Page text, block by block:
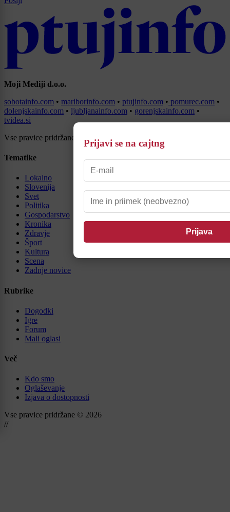
Moji Mediji d.o.o.
sobotainfo.com • mariborinfo.com • ptujinfo.com • pomurec.com •
dolenjskainfo.com • ljubljanainfo.com • gorenjskainfo.com •
tvidea.si
Vse pravice pridržane © 2026
Tematike
Lokalno
Slovenija
Svet
Politika
Gospodarstvo
Kronika
Zdravje
Šport
Kultura
Scena
Zadnje novice
Rubrike
Dogodki
Igre
Forum
Mali oglasi
Več
Kdo smo
Oglaševanje
Izjava o dostopnosti
Vse pravice pridržane © 2026
//
Prijavi se na cajtng